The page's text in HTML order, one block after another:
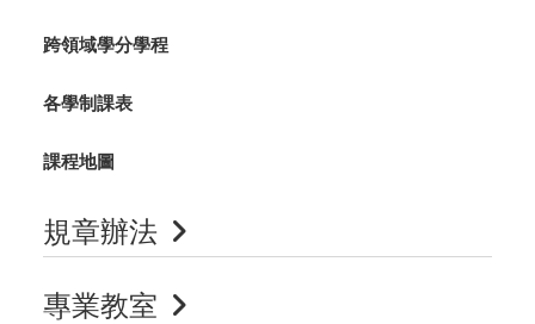
跨領域學分學程
各學制課表
課程地圖
規章辦法
專業教室